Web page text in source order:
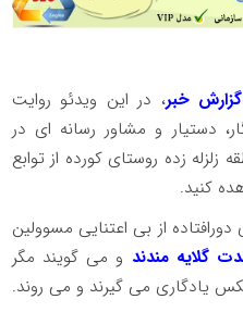
گزارش خبر، در این ویدئو روایت
دستیار و مشاور رسانه ای در
زده روستای کورده از توابع
کنید.
از بی اعتنایی مسوولین
گلایه مندند و می گویند مگر
یادگاری می گیرند و می روند.